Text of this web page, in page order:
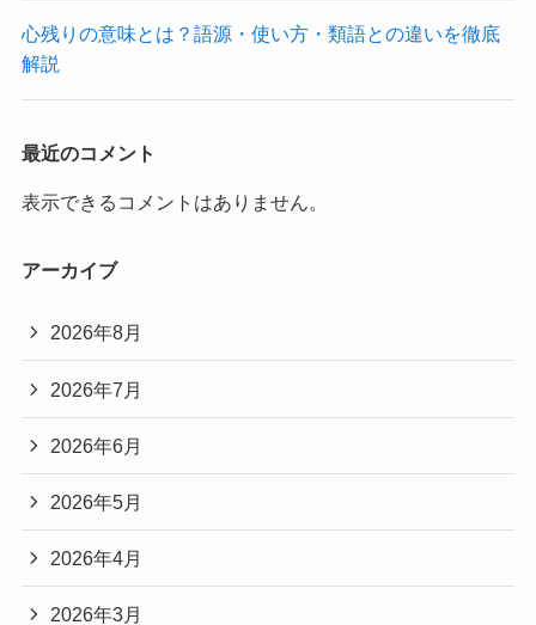
心残りの意味とは？語源・使い方・類語との違いを徹底
解説
最近のコメント
表示できるコメントはありません。
アーカイブ
2026年8月
2026年7月
2026年6月
2026年5月
2026年4月
2026年3月